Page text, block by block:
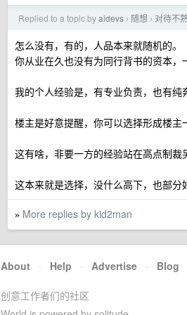
Replied to a topic byaidevs › 随想 › 对待不
怎么没有，有的，人品本来就随机的。
你从业在久也没有为同行背书的资本，
我的个人经验是，有专业负责，也有纯
楼主是好意提醒，你可以选择形成楼主
这有啥，非要一方的经验站在高点制裁
这本来就是选择，没什么高下，也部分
» More replies by kid2man
About · Help · Advertise · Blog
创意工作者们的社区